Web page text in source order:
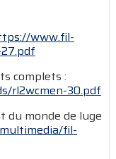
www.fil-
complets :
rl2wcmen-30.pdf
du monde de luge
fil-